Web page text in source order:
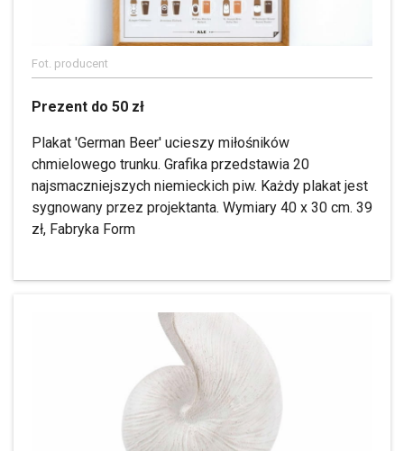
Fot. producent
Prezent do 50 zł
Plakat 'German Beer' ucieszy miłośników
chmielowego trunku. Grafika przedstawia 20
najsmaczniejszych niemieckich piw. Każdy plakat jest
sygnowany przez projektanta. Wymiary 40 x 30 cm. 39
zł, Fabryka Form